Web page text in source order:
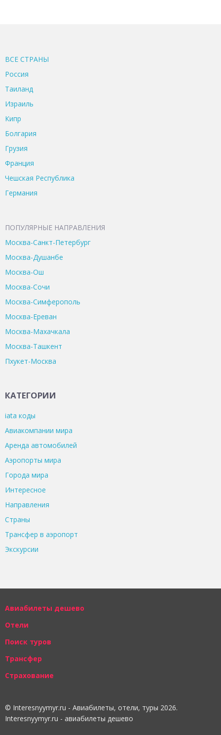
ВСЕ CТРАНЫ
Россия
Таиланд
Израиль
Кипр
Болгария
Грузия
Франция
Чешская Республика
Германия
ПОПУЛЯРНЫЕ НАПРАВЛЕНИЯ
Москва-Санкт-Петербург
Москва-Душанбе
Москва-Ош
Москва-Сочи
Москва-Симферополь
Москва-Ереван
Москва-Махачкала
Москва-Ташкент
Пхукет-Москва
КАТЕГОРИИ
iata коды
Авиакомпании мира
Аренда автомобилей
Аэропорты мира
Города мира
Интересное
Направления
Страны
Трансфер в аэропорт
Экскурсии
Авиабилеты дешево
Отели
Поиск туров
Трансфер
Страхование
© Interesnyymyr.ru - Авиабилеты, отели, туры 2026.
Interesnyymyr.ru - авиабилеты дешево